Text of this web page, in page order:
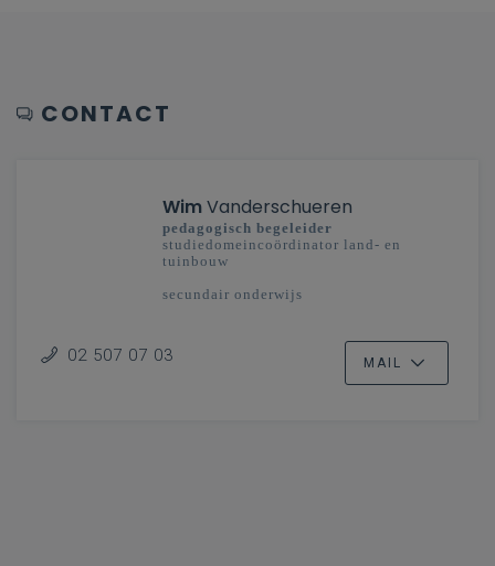
CONTACT
WimVanderschueren
pedagogisch begeleider
studiedomeincoördinator land- en
tuinbouw
secundair onderwijs
02 507 07 03 MAIL